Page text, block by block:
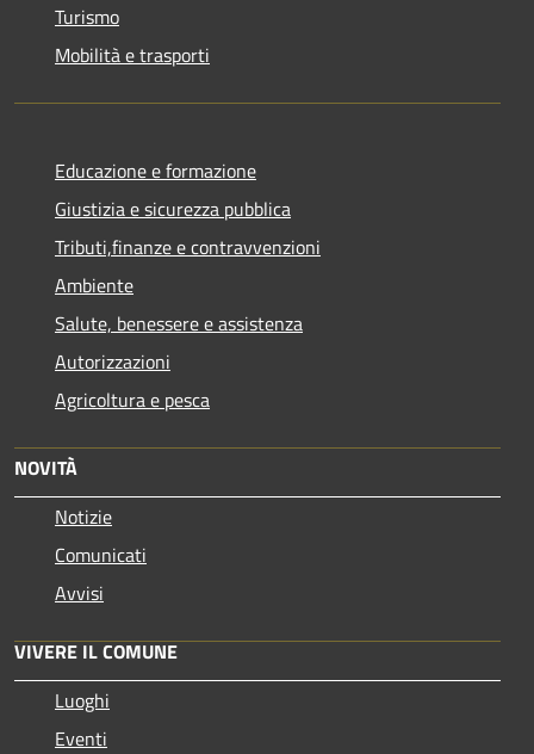
Turismo
Mobilità e trasporti
Educazione e formazione
Giustizia e sicurezza pubblica
Tributi,finanze e contravvenzioni
Ambiente
Salute, benessere e assistenza
Autorizzazioni
Agricoltura e pesca
NOVITÀ
Notizie
Comunicati
Avvisi
VIVERE IL COMUNE
Luoghi
Eventi